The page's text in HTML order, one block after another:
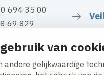
van
andere gelijkwaardige
694 35 00
69 829